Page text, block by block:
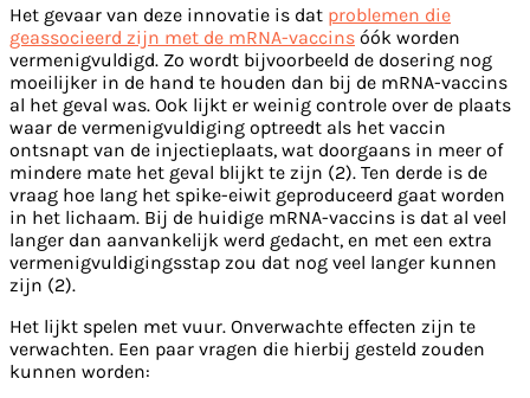
Het gevaar van deze innovatie is dat problemen die
geassocieerd zijn met de mRNA-vaccins óók worden
vermenigvuldigd. Zo wordt bijvoorbeeld de dosering nog
moeilijker in de hand te houden dan bij de mRNA-vaccins
al het geval was. Ook lijkt er weinig controle over de plaats
waar de vermenigvuldiging optreedt als het vaccin
ontsnapt van de injectieplaats, wat doorgaans in meer of
mindere mate het geval blijkt te zijn (2). Ten derde is de
vraag hoe lang het spike-eiwit geproduceerd gaat worden
in het lichaam. Bij de huidige mRNA-vaccins is dat al veel
langer dan aanvankelijk werd gedacht, en met een extra
vermenigvuldigingsstap zou dat nog veel langer kunnen
zijn (2).
Het lijkt spelen met vuur. Onverwachte effecten zijn te
verwachten. Een paar vragen die hierbij gesteld zouden
kunnen worden: